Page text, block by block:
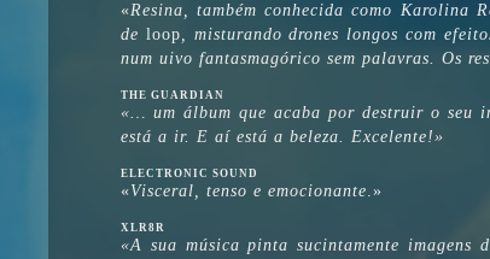
«Resina, também conhecida como Karolina
de loop, misturando drones longos com
num uivo fantasmagórico sem palavras. Os
THE GUARDIAN
«… um álbum que acaba por destruir o seu
está a ir. E aí está a beleza. Excelente!»
ELECTRONIC SOUND
«Visceral, tenso e emocionante.»
XLR8R
«A sua música pinta sucintamente imagens